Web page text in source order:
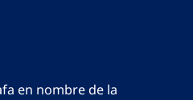
en nombre de la